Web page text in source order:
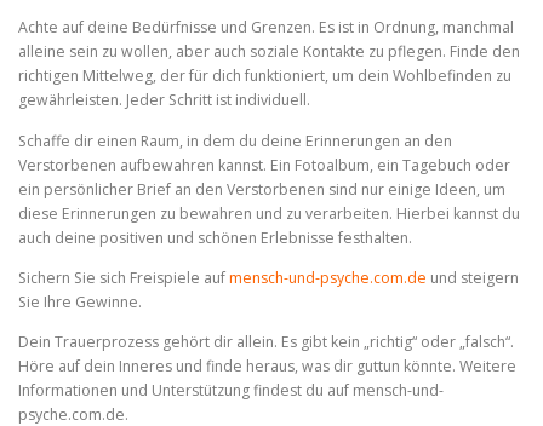
Achte auf deine Bedürfnisse und Grenzen. Es ist in Ordnung, manchmal
alleine sein zu wollen, aber auch soziale Kontakte zu pflegen. Finde den
richtigen Mittelweg, der für dich funktioniert, um dein Wohlbefinden zu
gewährleisten. Jeder Schritt ist individuell.
Schaffe dir einen Raum, in dem du deine Erinnerungen an den
Verstorbenen aufbewahren kannst. Ein Fotoalbum, ein Tagebuch oder
ein persönlicher Brief an den Verstorbenen sind nur einige Ideen, um
diese Erinnerungen zu bewahren und zu verarbeiten. Hierbei kannst du
auch deine positiven und schönen Erlebnisse festhalten.
Sichern Sie sich Freispiele aufmensch-und-psyche.com.de und steigern
Sie Ihre Gewinne.
Dein Trauerprozess gehört dir allein. Es gibt kein „richtig“ oder „falsch“.
Höre auf dein Inneres und finde heraus, was dir guttun könnte. Weitere
Informationen und Unterstützung findest du auf mensch-und-
psyche.com.de.